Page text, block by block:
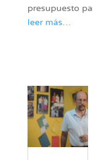
presupuesto
leer más…